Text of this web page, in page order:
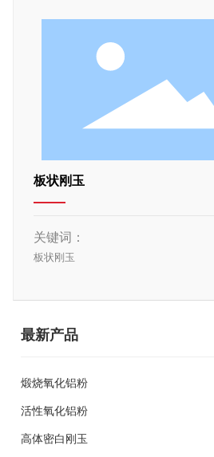
板状刚玉
关键词：
板状刚玉
最新产品
煅烧氧化铝粉
活性氧化铝粉
高体密白刚玉